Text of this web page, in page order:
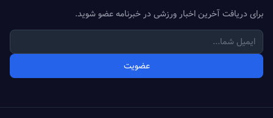
برای دریافت آخرین اخبار ورزشی در خبرنامه عضو شوید.
عضویت